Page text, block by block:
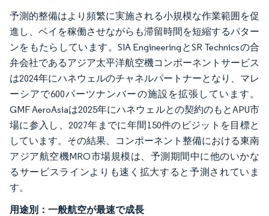
予測的整備はより頻繁に実施される小規模な作業範囲を促
進し、ベイを稼働させながらも滞留時間を短縮するパター
ンをもたらしています。SIA EngineeringとSR Technicsの合
弁会社であるアジア太平洋航空機コンポーネントサービス
は2024年にハネウェルのチャネルパートナーとなり、マレ
ーシアで600パーツナンバーの施設を拡張しています。
GMF AeroAsiaは2025年にハネウェルとの契約のもとAPU市
場に参入し、2027年までに年間150件のビジットを目標と
しています。その結果、コンポーネント整備における東南
アジア航空機MRO市場規模は、予測期間中に他のいかな
るサービスラインよりも速く拡大すると予測されていま
す。
用途別：一般航空が最速で成長